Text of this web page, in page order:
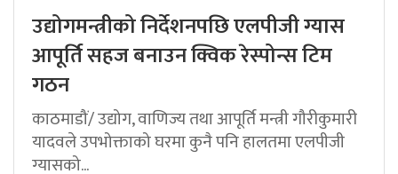
उद्योगमन्त्रीको निर्देशनपछि एलपीजी ग्यास
आपूर्ति सहज बनाउन क्विक रेस्पोन्स टिम
गठन
काठमाडौं/ उद्योग, वाणिज्य तथा आपूर्ति मन्त्री गौरीकुमारी
यादवले उपभोक्ताको घरमा कुनै पनि हालतमा एलपीजी
ग्यासको...